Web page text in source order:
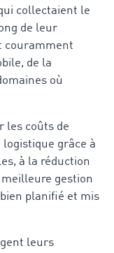
collectaient le
de leur
couramment
de la
où
les coûts de
grâce à
à la réduction
gestion
planifié et mis
leurs